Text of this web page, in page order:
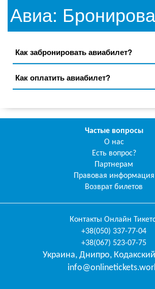
Авиа:
Как забронировать авиабилет?
Как оплатить авиабилет?
Частые вопросы
О нас
Есть вопрос?
Партнерам
Правовая информация
Возврат билетов
Контакты Онлайн
+38(050) 337-77-04
+38(067) 523-07-75
Украина, Днипро,